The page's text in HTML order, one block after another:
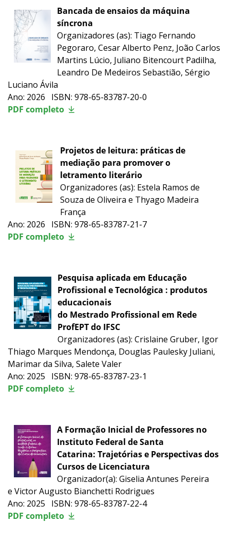
Bancada de ensaios da máquina
síncrona
Organizadores (as): Tiago Fernando
Pegoraro, Cesar Alberto Penz, João Carlos
Martins Lúcio, Juliano Bitencourt Padilha,
Leandro De Medeiros Sebastião, Sérgio
Luciano Ávila
Ano: 2026 ISBN: 978-65-83787-20-0
PDF completo
Projetos de leitura: práticas de
mediação para promover o
letramento literário
Organizadores (as): Estela Ramos de
Souza de Oliveira e Thyago Madeira
França
Ano: 2026 ISBN: 978-65-83787-21-7
PDF completo
Pesquisa aplicada em Educação
Profissional e Tecnológica : produtos
educacionais
do Mestrado Profissional em Rede
ProfEPT do IFSC
Organizadores (as): Crislaine Gruber, Igor
Thiago Marques Mendonça, Douglas Paulesky Juliani,
Marimar da Silva, Salete Valer
Ano: 2025 ISBN: 978-65-83787-23-1
PDF completo
A Formação Inicial de Professores no
Instituto Federal de Santa
Catarina: Trajetórias e Perspectivas dos
Cursos de Licenciatura
Organizador(a): Giselia Antunes Pereira
e Victor Augusto Bianchetti Rodrigues
Ano: 2025 ISBN: 978-65-83787-22-4
PDF completo